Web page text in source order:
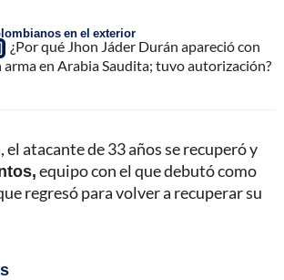
en el exterior
¿Por qué Jhon Jáder Durán apareció con
arma en Arabia Saudita; tuvo autorización?
el atacante de 33 años se recuperó y
equipo con el que debutó como
regresó para volver a recuperar su